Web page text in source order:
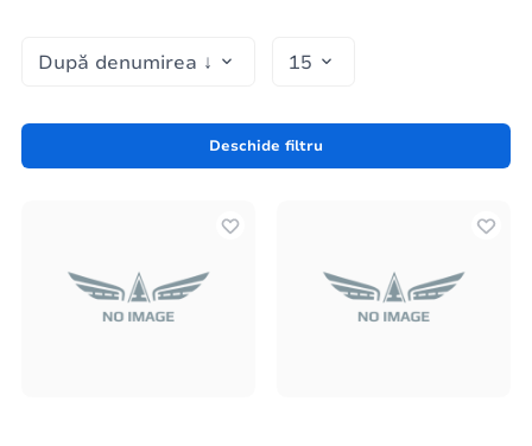
pentru a conduce fără accidente.
Deschide filtru